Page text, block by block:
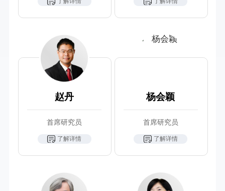
赵丹
首席研究员
了解详情
杨会颖
首席研究员
了解详情